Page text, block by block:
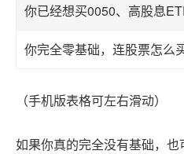
你已经想买0050、高股息
你完全零基础，连股票怎么
（手机版表格可左右滑动）
如果你真的完全没有基础，